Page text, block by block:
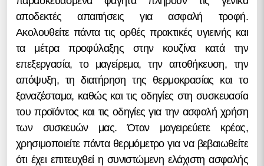
αποδεκτές απαιτήσεις για ασφαλή τροφή.
Ακολουθείτε πάντα τις ορθές πρακτικές υγιεινής και
τα μέτρα προφύλαξης στην κουζίνα κατά την
επεξεργασία, το μαγείρεμα, την αποθήκευση, την
απόψυξη, τη διατήρηση της θερμοκρασίας και το
ξαναζέσταμα, καθώς και τις οδηγίες στη συσκευασία
του προϊόντος και τις οδηγίες για την ασφαλή χρήση
των συσκευών μας. Όταν μαγειρεύετε κρέας,
χρησιμοποιείτε πάντα θερμόμετρο για να βεβαιωθείτε
ότι έχει επιτευχθεί η συνιστώμενη ελάχιστη ασφαλής